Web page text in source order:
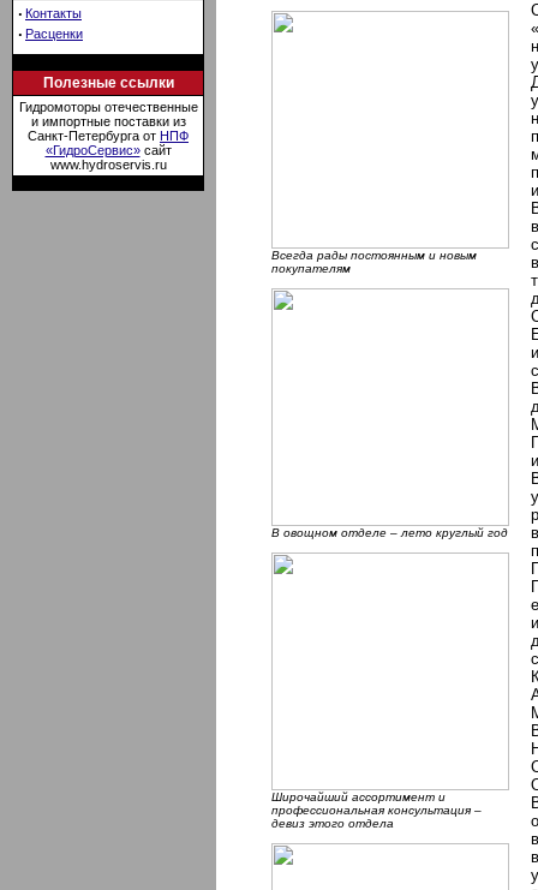
· Контакты
· Расценки
Полезные ссылки
Гидромоторы отечественные
и импортные поставки из
Санкт-Петербурга от НПФ
«ГидроСервис»сайт
www.hydroservis.ru
Всегда рады постоянным и новым
покупателям
В овощном отделе – лето круглый год
Широчайший ассортимент и
профессиональная консультация –
девиз этого отдела